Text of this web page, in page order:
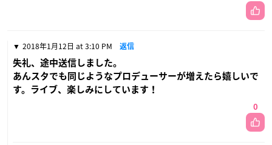
2018年1月12日 at 3:10 PM 返信
失礼、途中送信しました。
あんスタでも同じようなプロデューサーが増えたら嬉しいで
す。ライブ、楽しみにしています！
0